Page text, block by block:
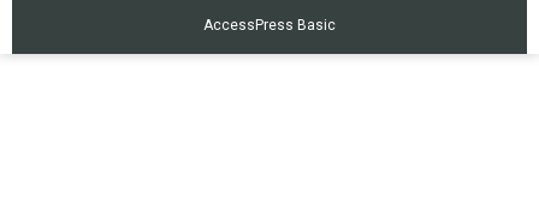
AccessPress Basic